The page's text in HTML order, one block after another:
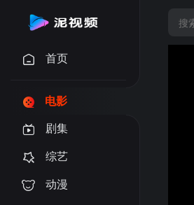
首页
电影
剧集
综艺
动漫